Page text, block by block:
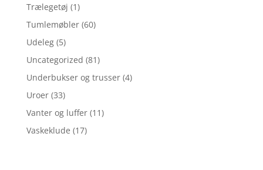
Trælegetøj (1)
Tumlemøbler (60)
Udeleg (5)
Uncategorized (81)
Underbukser og trusser (4)
Uroer (33)
Vanter og luffer (11)
Vaskeklude (17)